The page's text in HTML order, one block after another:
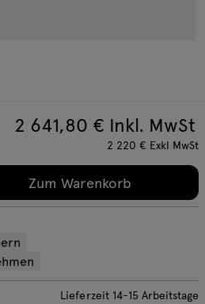
2 641,80 € Inkl. MwSt
2 220 € Exkl MwSt
Zum Warenkorb
Lieferzeit 14-15 Arbeitstage